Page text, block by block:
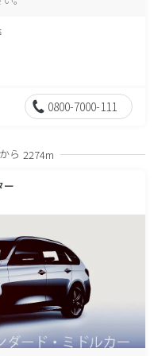
0800-7000-111
ら 2274m
ー